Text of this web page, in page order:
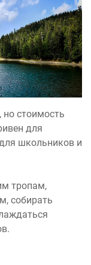
стоимость
для
школьников и
тропам,
собирать